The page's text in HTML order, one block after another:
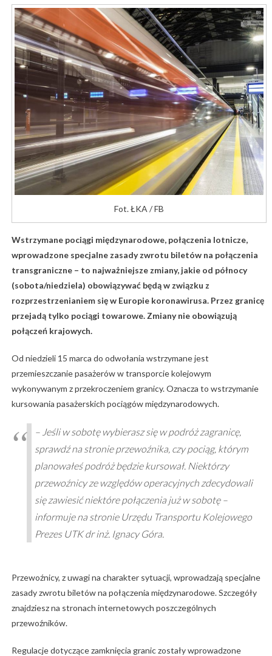
Fot. ŁKA / FB
Wstrzymane pociągi międzynarodowe, połączenia lotnicze,
wprowadzone specjalne zasady zwrotu biletów na połączenia
transgraniczne – to najważniejsze zmiany, jakie od północy
(sobota/niedziela) obowiązywać będą w związku z
rozprzestrzenianiem się w Europie koronawirusa. Przez granicę
przejadą tylko pociągi towarowe. Zmiany nie obowiązują
połączeń krajowych.
Od niedzieli 15 marca do odwołania wstrzymane jest
przemieszczanie pasażerów w transporcie kolejowym
wykonywanym z przekroczeniem granicy. Oznacza to wstrzymanie
kursowania pasażerskich pociągów międzynarodowych.
– Jeśli w sobotę wybierasz się w podróż zagranicę,
sprawdź na stronie przewoźnika, czy pociąg, którym
planowałeś podróż będzie kursował. Niektórzy
przewoźnicy ze względów operacyjnych zdecydowali
się zawiesić niektóre połączenia już w sobotę –
informuje na stronie Urzędu Transportu Kolejowego
Prezes UTK dr inż. Ignacy Góra.
Przewoźnicy, z uwagi na charakter sytuacji, wprowadzają specjalne
zasady zwrotu biletów na połączenia międzynarodowe. Szczegóły
znajdziesz na stronach internetowych poszczególnych
przewoźników.
Regulacje dotyczące zamknięcia granic zostały wprowadzone